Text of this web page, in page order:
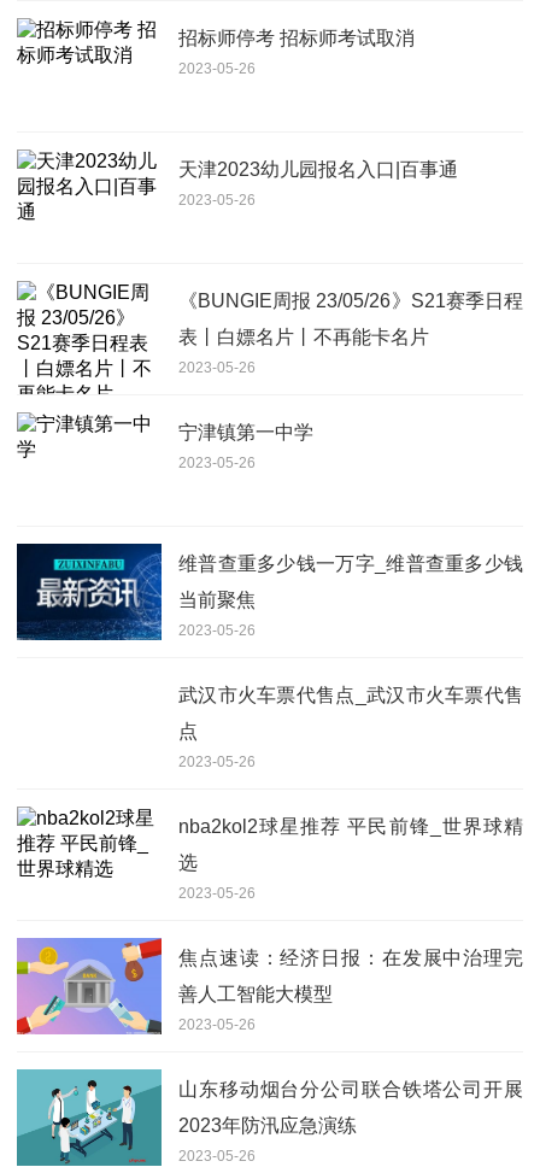
招标师停考 招标师考试取消
2023-05-26
天津2023幼儿园报名入口|百事通
2023-05-26
《BUNGIE周报 23/05/26》S21赛季日程
表丨白嫖名片丨不再能卡名片
2023-05-26
宁津镇第一中学
2023-05-26
维普查重多少钱一万字_维普查重多少钱
当前聚焦
2023-05-26
武汉市火车票代售点_武汉市火车票代售
点
2023-05-26
nba2kol2球星推荐 平民前锋_世界球精
选
2023-05-26
焦点速读：经济日报：在发展中治理完
善人工智能大模型
2023-05-26
山东移动烟台分公司联合铁塔公司开展
2023年防汛应急演练
2023-05-26